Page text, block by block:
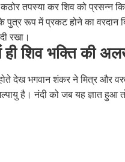
तपस्या कर शिव को प्रसन्न
पुत्र रूप में प्रकट होने का वरदान
रखा।
शिव भक्ति की
देख भगवान शंकर ने मित्र और
है। नंदी को जब यह ज्ञात हुआ